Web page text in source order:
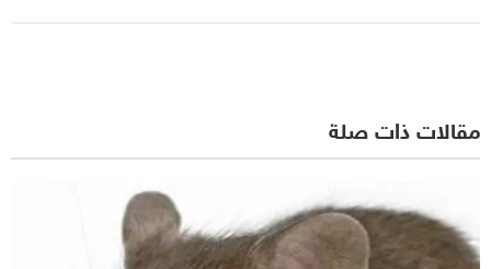
مقالات ذات صلة